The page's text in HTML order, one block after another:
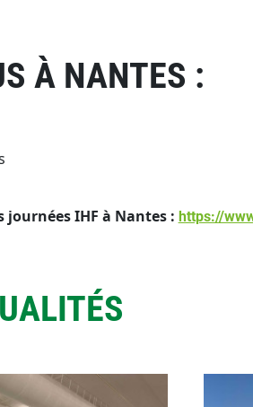
À NANTES :
journées IHF à Nantes : https://